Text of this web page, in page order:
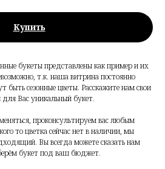
Купить
букеты представлены как пример и их
т.к. наша витрина постоянно
быть сезонные цветы. Расскажите нам свои
Вас уникальный букет.
проконсультируем вас любым
то цветка сейчас нет в наличии, мы
Вы всегда можете сказать нам
букет под ваш бюджет.